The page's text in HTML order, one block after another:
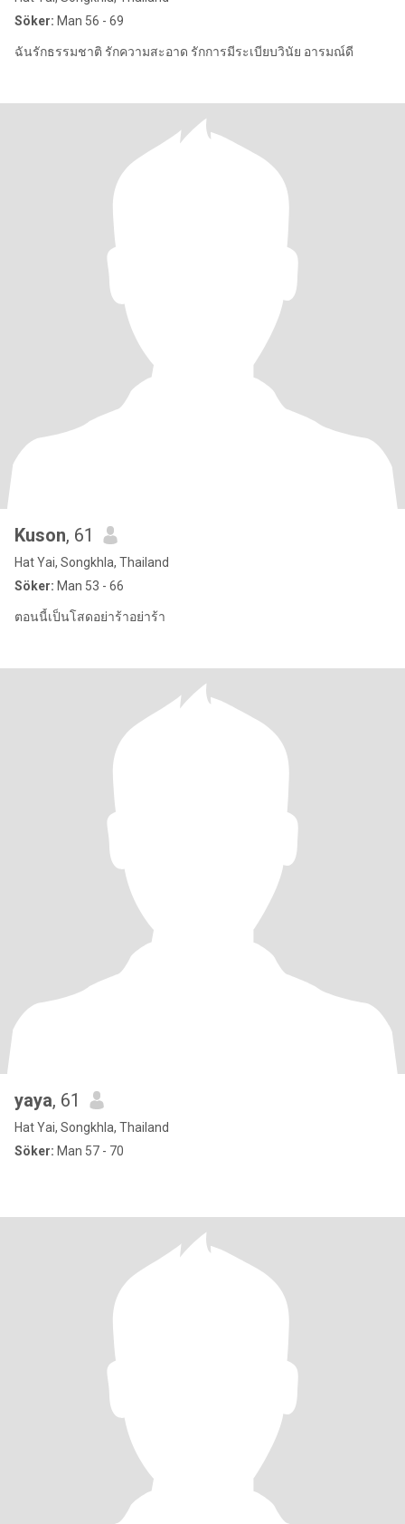
Söker: Man 56 - 69
ฉันรักธรรมชาติ รักความสะอาด รักการมีระเบียบวินัย อารมณ์ดี
Kuson, 61
Hat Yai, Songkhla, Thailand
Söker: Man 53 - 66
ตอนนี้เป็นโสดอย่าร้าอย่าร้า
yaya, 61
Hat Yai, Songkhla, Thailand
Söker: Man 57 - 70